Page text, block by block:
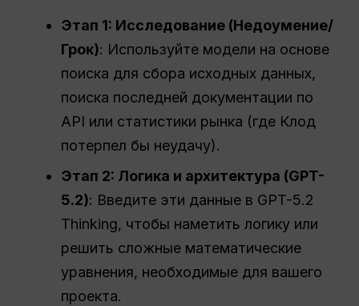
Этап 1: Исследование (Недоумение/
Грок): Используйте модели на основе
поиска для сбора исходных данных,
поиска последней документации по
API или статистики рынка (где Клод
потерпел бы неудачу).
Этап 2: Логика и архитектура (GPT-
5.2): Введите эти данные в GPT-5.2
Thinking, чтобы наметить логику или
решить сложные математические
уравнения, необходимые для вашего
проекта.